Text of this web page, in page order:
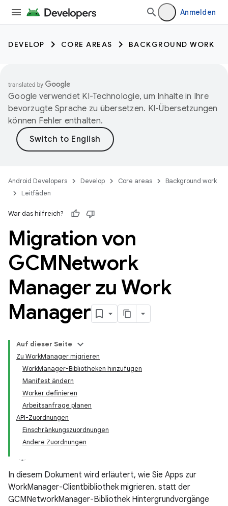
Anmelden
DEVELOP CORE AREAS BACKGROUND WORK
Google verwendet KI-Technologie, um Inhalte in Ihre
bevorzugte Sprache zu übersetzen. KI-Übersetzungen
können Fehler enthalten.
Android Developers Develop Core areas
Background work
Leitfäden
War das hilfreich?
Migration von
GCMNetwork
Manager zu Work
Manager
Auf dieser Seite
Zu WorkManager migrieren
WorkManager-Bibliotheken hinzufügen
Manifest ändern
Worker definieren
Arbeitsanfrage planen
API-Zuordnungen
Einschränkungszuordnungen
Andere Zuordnungen
In diesem Dokument wird erläutert, wie Sie Apps zur
WorkManager-Clientbibliothek migrieren. statt der
GCMNetworkManager-Bibliothek Hintergrundvorgänge